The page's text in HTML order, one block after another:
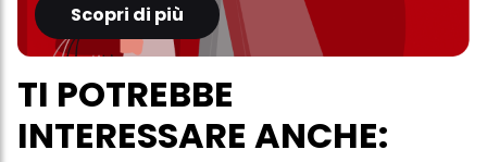
Scopri di più
TI POTREBBE
INTERESSARE ANCHE: